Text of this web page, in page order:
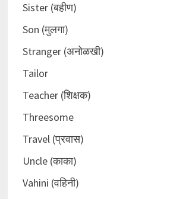
Sister (बहीण)
Son (मुलगा)
Stranger (अनोळखी)
Tailor
Teacher (शिक्षक)
Threesome
Travel (प्रवास)
Uncle (काका)
Vahini (वहिनी)